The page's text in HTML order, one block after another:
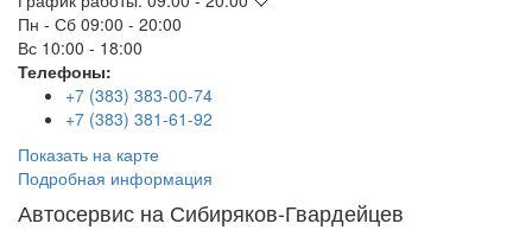
Пн - Сб 09:00 - 20:00
Вс 10:00 - 18:00
Телефоны:
+7 (383) 383-00-74
+7 (383) 381-61-92
Показать на карте
Подробная информация
Автосервис на Сибиряков-Гвардейцев